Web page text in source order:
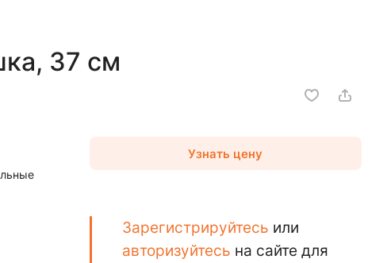
37 см
Узнать цену
Зарегистрируйтесь или
авторизуйтесь на сайте для